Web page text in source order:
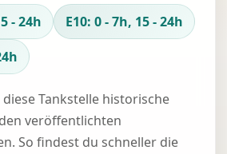
- 24h
E10: 0 - 7h, 15 - 24h
Tankstelle historische
veröffentlichten
So findest du schneller die